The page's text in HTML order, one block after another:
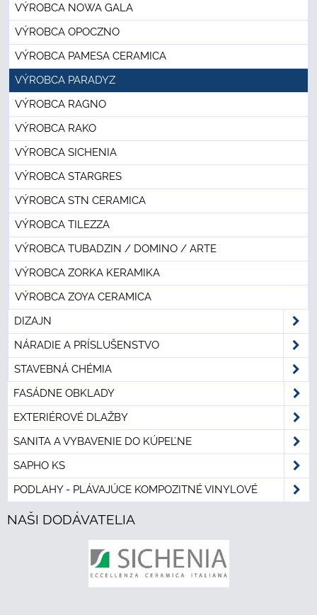
VÝROBCA NOWA GALA
VÝROBCA OPOCZNO
VÝROBCA PAMESA CERAMICA
VÝROBCA PARADYZ
VÝROBCA RAGNO
VÝROBCA RAKO
VÝROBCA SICHENIA
VÝROBCA STARGRES
VÝROBCA STN CERAMICA
VÝROBCA TILEZZA
VÝROBCA TUBADZIN / DOMINO / ARTE
VÝROBCA ZORKA KERAMIKA
VÝROBCA ZOYA CERAMICA
DIZAJN
NÁRADIE A PRÍSLUŠENSTVO
STAVEBNÁ CHÉMIA
FASÁDNE OBKLADY
EXTERIÉROVÉ DLAŽBY
SANITA A VYBAVENIE DO KÚPEĽNE
SAPHO KS
PODLAHY - PLÁVAJÚCE KOMPOZITNÉ VINYLOVÉ
NAŠI DODÁVATELIA